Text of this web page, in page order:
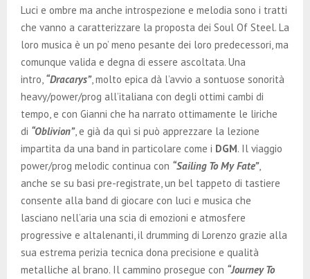
Luci e ombre ma anche introspezione e melodia sono i tratti
che vanno a caratterizzare la proposta dei Soul Of Steel. La
loro musica è un po’ meno pesante dei loro predecessori, ma
comunque valida e degna di essere ascoltata. Una
intro, “Dracarys”, molto epica dà l’avvio a sontuose sonorità
heavy/power/prog all’italiana con degli ottimi cambi di
tempo, e con Gianni che ha narrato ottimamente le liriche
di “Oblivion”, e già da quì si può apprezzare la lezione
impartita da una band in particolare come i DGM. Il viaggio
power/prog melodic continua con “Sailing To My Fate”,
anche se su basi pre-registrate, un bel tappeto di tastiere
consente alla band di giocare con luci e musica che
lasciano nell’aria una scia di emozioni e atmosfere
progressive e altalenanti, il drumming di Lorenzo grazie alla
sua estrema perizia tecnica dona precisione e qualità
metalliche al brano. Il cammino prosegue con “Journey To